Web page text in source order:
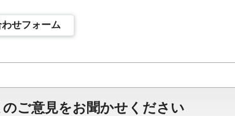
せフォーム
ご意見をお聞かせください